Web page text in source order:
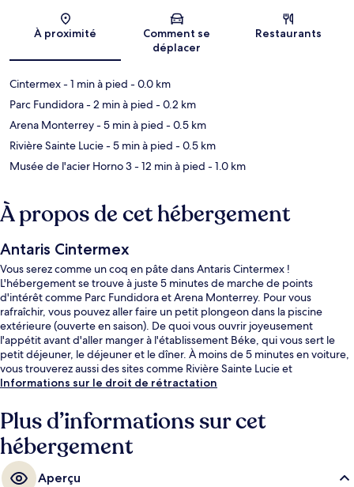
Carte
À proximité
Comment se
déplacer
Restaurants
Cintermex- 1 min à pied - 0.0 km
Parc Fundidora- 2 min à pied - 0.2 km
Arena Monterrey- 5 min à pied - 0.5 km
Rivière Sainte Lucie- 5 min à pied - 0.5 km
Musée de l'acier Horno 3- 12 min à pied - 1.0 km
À propos de cet hébergement
Antaris Cintermex
Vous serez comme un coq en pâte dans Antaris Cintermex !
L'hébergement se trouve à juste 5 minutes de marche de points
d'intérêt comme Parc Fundidora et Arena Monterrey. Pour vous
rafraîchir, vous pouvez aller faire un petit plongeon dans la piscine
extérieure (ouverte en saison). De quoi vous ouvrir joyeusement
l'appétit avant d'aller manger à l'établissement Béke, qui vous sert le
petit déjeuner, le déjeuner et le dîner. À moins de 5 minutes en voiture,
vous trouverez aussi des sites comme Rivière Sainte Lucie et
Macroplaza. Les autres voyageurs sont séduits par le personnel
courte distance à pied des transports publics : Station Parque
Fundidora se trouve à 9 min et Station de métro Colonia Obrera, à 11
min.
Informations sur le droit de rétractation
Plus d’informations sur cet
hébergement
Aperçu